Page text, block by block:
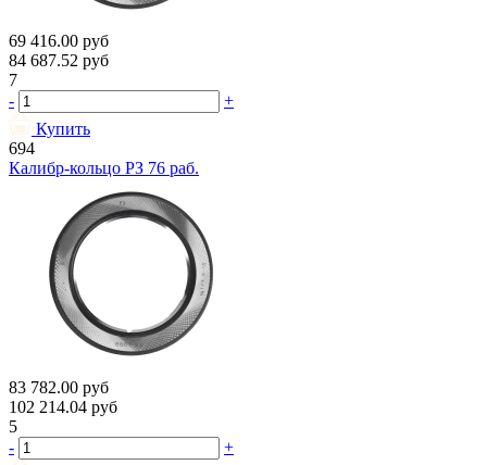
69 416.00 руб
84 687.52 руб
7
-
+
Купить
694
Калибр-кольцо РЗ 76 раб.
83 782.00 руб
102 214.04 руб
5
-
+